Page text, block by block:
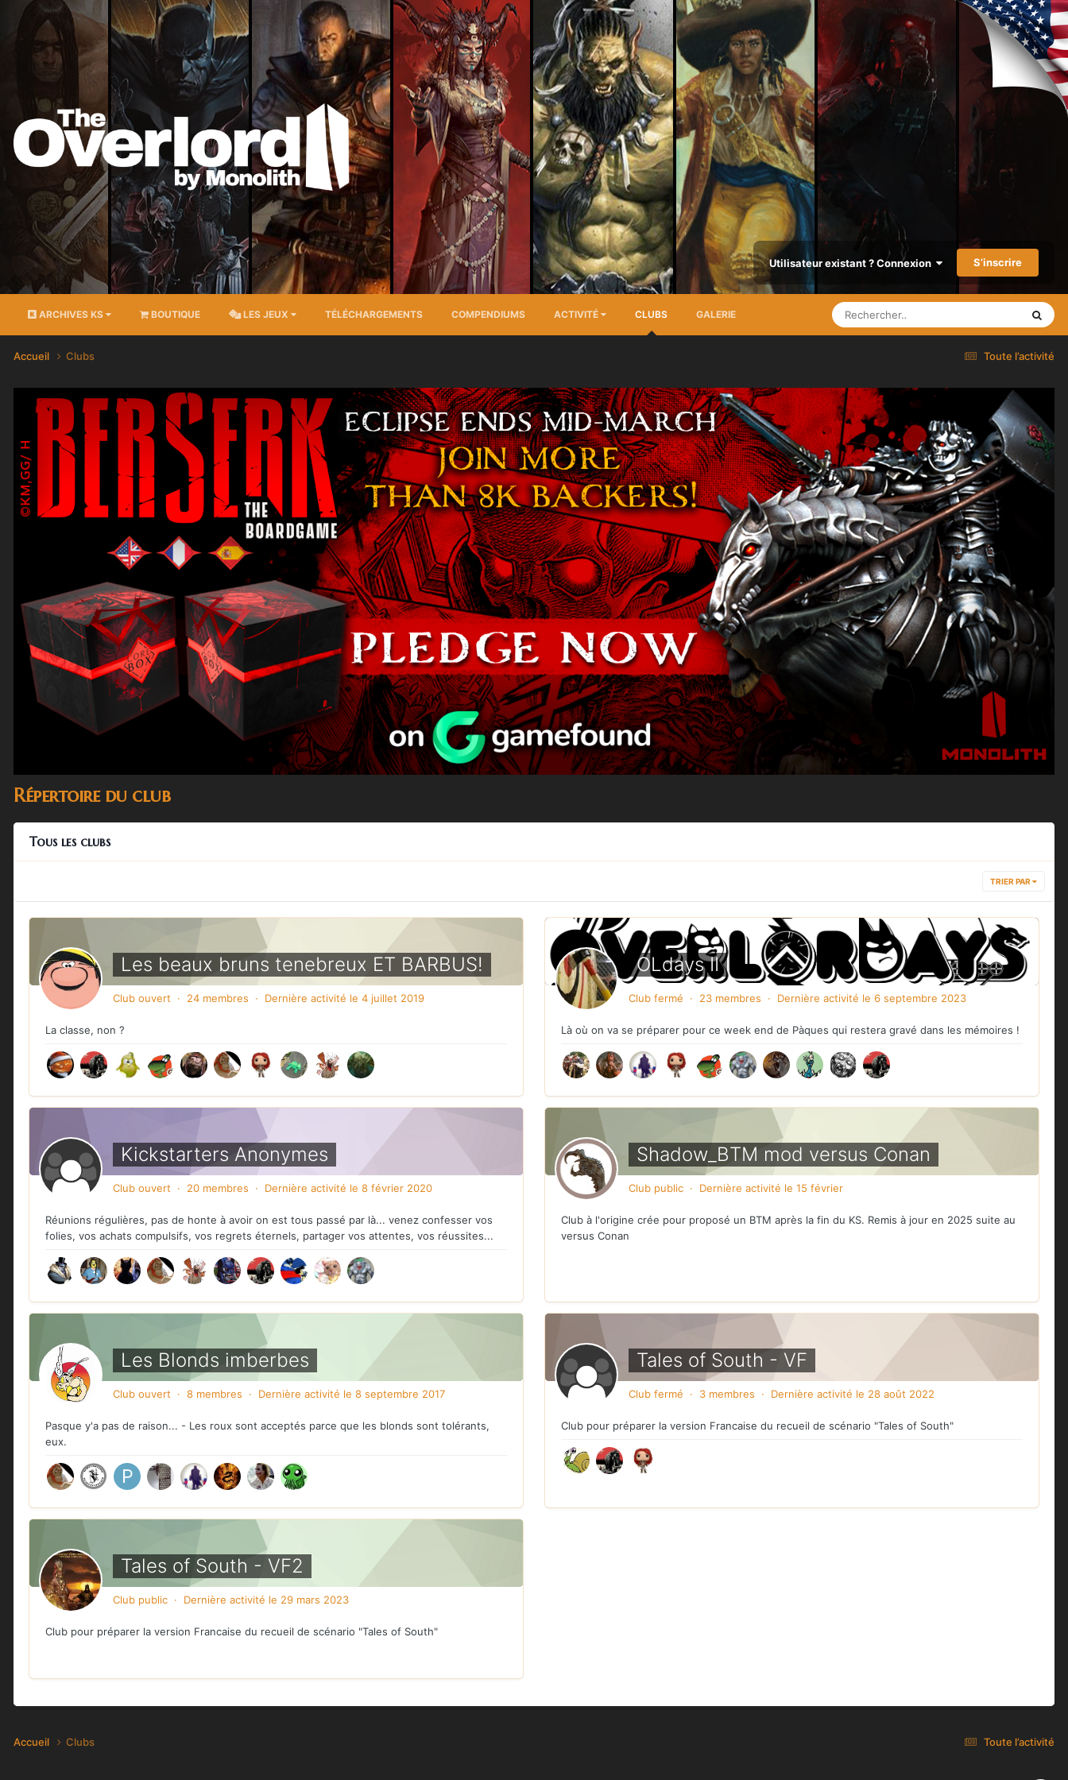
Utilisateur existant ? Connexion S’inscrire
ARCHIVES KS BOUTIQUE LES JEUX TÉLÉCHARGEMENTS COMPENDIUMS ACTIVITÉ CLUBS GALERIE
Toute l’activité
Accueil Clubs
Répertoire du club
Tous les clubs
TRIER PAR
Les beaux bruns tenebreux ET BARBUS!
Club ouvert · 24 membres · Dernière activité le 4 juillet 2019
La classe, non ?
OLdays II
Club fermé · 23 membres · Dernière activité le 6 septembre 2023
Là où on va se préparer pour ce week end de Pàques qui restera gravé dans les mémoires !
Kickstarters Anonymes
Club ouvert · 20 membres · Dernière activité le 8 février 2020
Réunions régulières, pas de honte à avoir on est tous passé par là... venez confesser vos
folies, vos achats compulsifs, vos regrets éternels, partager vos attentes, vos réussites...
Shadow_BTM mod versus Conan
Club public · Dernière activité le 15 février
Club à l'origine crée pour proposé un BTM après la fin du KS. Remis à jour en 2025 suite au
versus Conan
Les Blonds imberbes
Club ouvert · 8 membres · Dernière activité le 8 septembre 2017
Pasque y'a pas de raison... - Les roux sont acceptés parce que les blonds sont tolérants,
eux.
Tales of South - VF
Club fermé · 3 membres · Dernière activité le 28 août 2022
Club pour préparer la version Francaise du recueil de scénario "Tales of South"
Tales of South - VF2
Club public · Dernière activité le 29 mars 2023
Club pour préparer la version Francaise du recueil de scénario "Tales of South"
Toute l’activité
Accueil Clubs